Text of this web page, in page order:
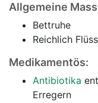
Allgemeine
Bettruhe
Reichlich
Medikamentös:
Antibiotika
Erregern